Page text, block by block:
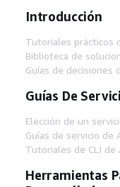
Introducción
Tutoriales prácticos
Biblioteca de
Guías de decisiones
Guías De
Elección de un
Guías de servicio de
Tutoriales de CLI de
Herramientas